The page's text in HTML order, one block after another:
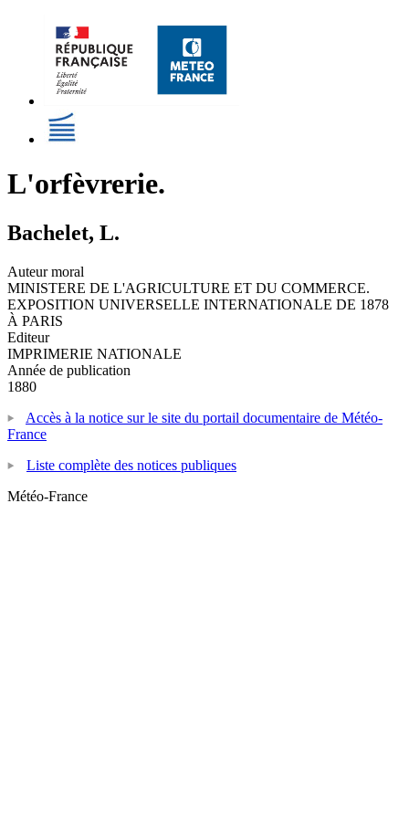
L'orfèvrerie.
Bachelet, L.
Auteur moral
MINISTERE DE L'AGRICULTURE ET DU COMMERCE.
EXPOSITION UNIVERSELLE INTERNATIONALE DE 1878
À PARIS
Editeur
IMPRIMERIE NATIONALE
Année de publication
1880
Accès à la notice sur le site du portail documentaire de Météo-
France
Liste complète des notices publiques
Météo-France